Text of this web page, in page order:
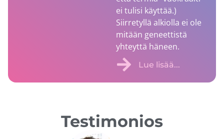
ei tulisi käyttää.)
Siirretyllä alkiolla ei ole
mitään geneettistä
yhteyttä häneen.
Lue lisää...
Testimonios